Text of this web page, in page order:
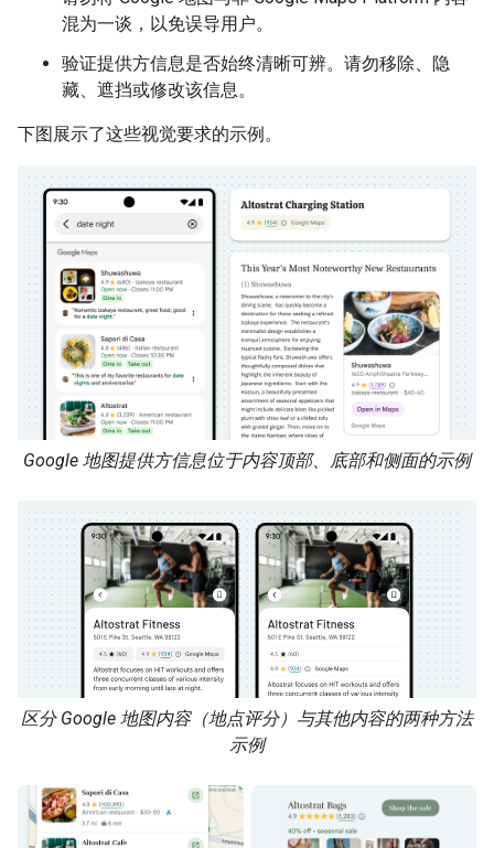
混为一谈，以免误导用户。
验证提供方信息是否始终清晰可辨。请勿移除、隐
藏、遮挡或修改该信息。
下图展示了这些视觉要求的示例。
Google 地图提供方信息位于内容顶部、底部和侧面的示例
区分 Google 地图内容（地点评分）与其他内容的两种方法
示例